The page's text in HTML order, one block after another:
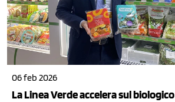
06 feb 2026
La Linea Verde accelera sul biologico